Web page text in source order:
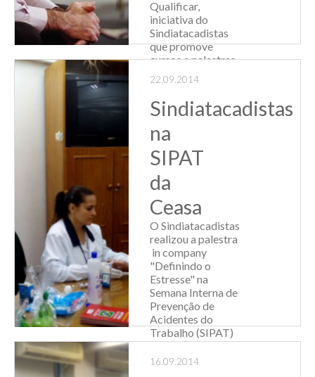
Qualificar,
iniciativa do
Sindiatacadistas
que promove
cursos e palestras
de capacitação
para profissionais,
tem programação
intensa nos
Confira:
24/09/2014
GESTÃO DE CO...
Leia Mais
22.09.2014
Sindiatacadistas
na
SIPAT
da
Ceasa
O Sindiatacadistas
realizou a palestra
in company
"Definindo o
Estresse" na
Semana Interna de
Prevenção de
Acidentes do
Trabalho (SIPAT)
das Centrais de
Abastecimento do
16.09.2014